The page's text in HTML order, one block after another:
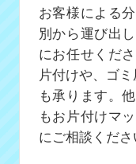
お客様による
別から運び出
にお任せくだ
片付けや、ゴ
も承ります。
もお片付けマ
にご相談くださ